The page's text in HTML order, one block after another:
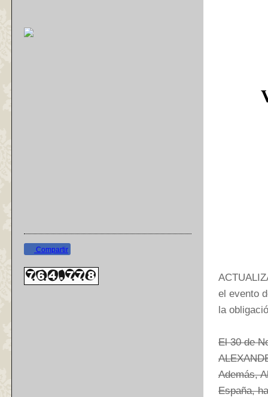
Compartir
el evento
la
El 30 de
Además,
España,